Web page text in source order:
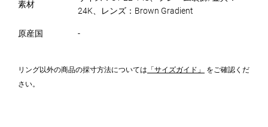
素材
24K、レンズ：Brown Gradient
原産国 -
リング以外の商品の採寸方法については 「サイズガイド」
をご確認くだ
さい。